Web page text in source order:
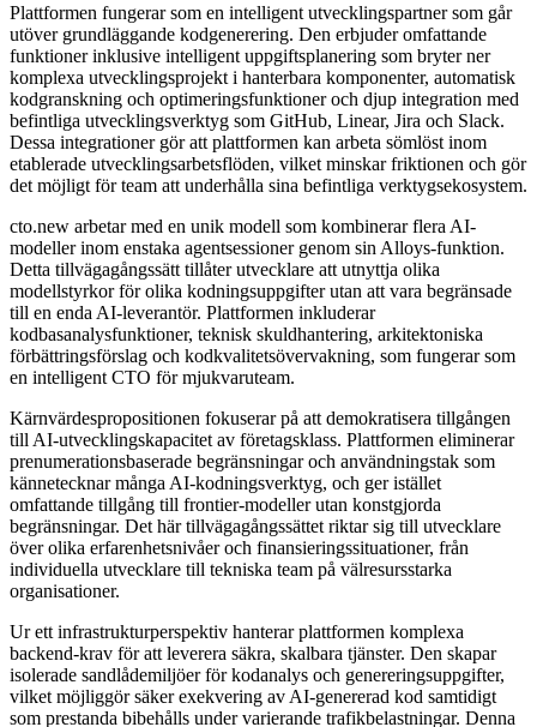
Plattformen fungerar som en intelligent utvecklingspartner som går
utöver grundläggande kodgenerering. Den erbjuder omfattande
funktioner inklusive intelligent uppgiftsplanering som bryter ner
komplexa utvecklingsprojekt i hanterbara komponenter, automatisk
kodgranskning och optimeringsfunktioner och djup integration med
befintliga utvecklingsverktyg som GitHub, Linear, Jira och Slack.
Dessa integrationer gör att plattformen kan arbeta sömlöst inom
etablerade utvecklingsarbetsflöden, vilket minskar friktionen och gör
det möjligt för team att underhålla sina befintliga verktygsekosystem.
cto.new arbetar med en unik modell som kombinerar flera AI-
modeller inom enstaka agentsessioner genom sin Alloys-funktion.
Detta tillvägagångssätt tillåter utvecklare att utnyttja olika
modellstyrkor för olika kodningsuppgifter utan att vara begränsade
till en enda AI-leverantör. Plattformen inkluderar
kodbasanalysfunktioner, teknisk skuldhantering, arkitektoniska
förbättringsförslag och kodkvalitetsövervakning, som fungerar som
en intelligent CTO för mjukvaruteam.
Kärnvärdespropositionen fokuserar på att demokratisera tillgången
till AI-utvecklingskapacitet av företagsklass. Plattformen eliminerar
prenumerationsbaserade begränsningar och användningstak som
kännetecknar många AI-kodningsverktyg, och ger istället
omfattande tillgång till frontier-modeller utan konstgjorda
begränsningar. Det här tillvägagångssättet riktar sig till utvecklare
över olika erfarenhetsnivåer och finansieringssituationer, från
individuella utvecklare till tekniska team på välresursstarka
organisationer.
Ur ett infrastrukturperspektiv hanterar plattformen komplexa
backend-krav för att leverera säkra, skalbara tjänster. Den skapar
isolerade sandlådemiljöer för kodanalys och genereringsuppgifter,
vilket möjliggör säker exekvering av AI-genererad kod samtidigt
som prestanda bibehålls under varierande trafikbelastningar. Denna